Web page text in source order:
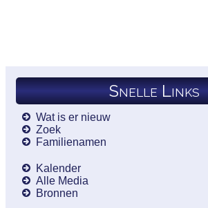
Snelle Links
Wat is er nieuw
Zoek
Familienamen
Kalender
Alle Media
Bronnen